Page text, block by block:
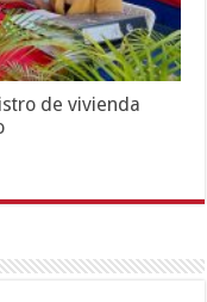
de vivienda